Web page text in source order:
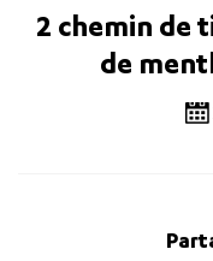
2 chemin de
de